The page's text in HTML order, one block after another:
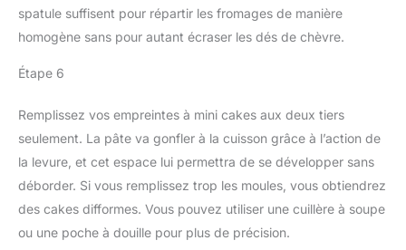
spatule suffisent pour répartir les fromages de manière
homogène sans pour autant écraser les dés de chèvre.
Étape 6
Remplissez vos empreintes à mini cakes aux deux tiers
seulement. La pâte va gonfler à la cuisson grâce à l’action de
la levure, et cet espace lui permettra de se développer sans
déborder. Si vous remplissez trop les moules, vous obtiendrez
des cakes difformes. Vous pouvez utiliser une cuillère à soupe
ou une poche à douille pour plus de précision.